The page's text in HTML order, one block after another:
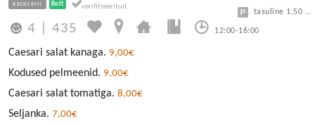
KESKLINN Bolt
4 |435 12:00-16:00
tasuline 1,50 eur/h
Caesari salat kanaga. 9,00€
Kodused pelmeenid. 9,00€
Caesari salat tomatiga. 8,00€
Seljanka. 7,00€